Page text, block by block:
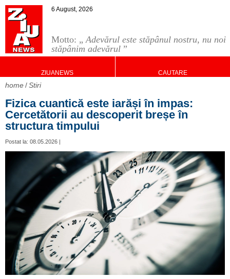
Motto: „Adevărul este stăpânul nostru, nu noi
stăpânim adevărul ”
6 August, 2026
ZIUANEWS CAUTARE
home Stiri
Fizica cuantică este iarăși în impas:
Cercetătorii au descoperit breșe în
structura timpului
Postat la: 08.05.2026 |